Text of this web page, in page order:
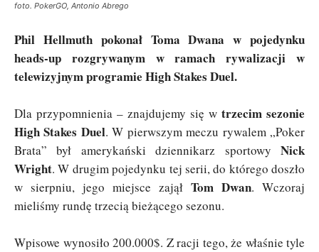
foto. PokerGO, Antonio Abrego
Phil Hellmuth pokonał Toma Dwana w pojedynku
heads-up rozgrywanym w ramach rywalizacji w
telewizyjnym programie High Stakes Duel.
Dla przypomnienia – znajdujemy się w trzecim sezonie
High Stakes Duel. W pierwszym meczu rywalem „Poker
Brata” był amerykański dziennikarz sportowy Nick
Wright. W drugim pojedynku tej serii, do którego doszło
w sierpniu, jego miejsce zajął Tom Dwan. Wczoraj
mieliśmy rundę trzecią bieżącego sezonu.
Wpisowe wynosiło 200.000$. Z racji tego, że właśnie tyle